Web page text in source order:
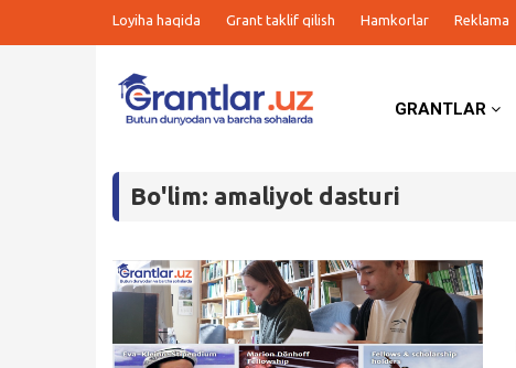
Loyiha haqida Grant taklif qilish Hamkorlar Reklama
GRANTLAR
Bo'lim: amaliyot dasturi